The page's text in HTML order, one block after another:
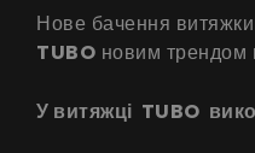
Нове бачення витяжки
TUBO новим трендом
У витяжці TUBO